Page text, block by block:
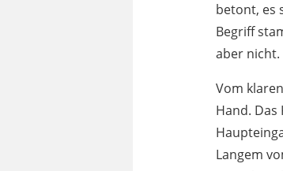
betont, es
Begriff
aber nicht.
Vom
Hand.
Langem